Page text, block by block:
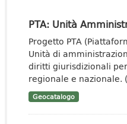
PTA: Unità
Progetto PTA
Unità di
diritti giurisdizionali
regionale e nazionale.
Geocatalogo